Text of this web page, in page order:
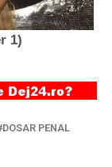
DOSAR PENAL